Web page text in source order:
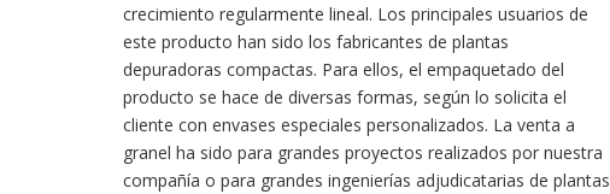
crecimiento regularmente lineal. Los principales usuarios de
este producto han sido los fabricantes de plantas
depuradoras compactas. Para ellos, el empaquetado del
producto se hace de diversas formas, según lo solicita el
cliente con envases especiales personalizados. La venta a
granel ha sido para grandes proyectos realizados por nuestra
compañía o para grandes ingenierías adjudicatarias de plantas